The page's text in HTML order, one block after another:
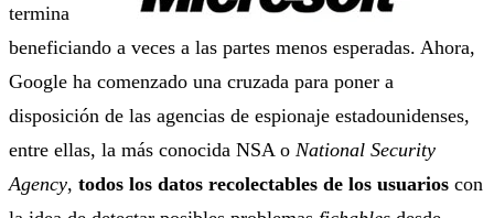
termina
beneficiando a veces a las partes menos esperadas. Ahora,
Google ha comenzado una cruzada para poner a
disposición de las agencias de espionaje estadounidenses,
entre ellas, la más conocida NSA o National Security
Agency, todos los datos recolectables de los usuarios con